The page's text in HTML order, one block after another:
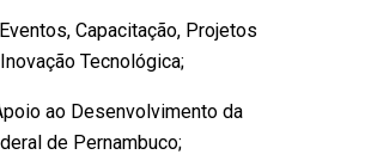
Capacitação, Projetos
Tecnológica;
ao Desenvolvimento da
de Pernambuco;